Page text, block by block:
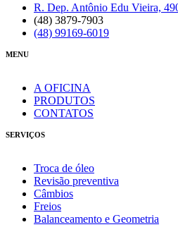
R. Dep. Antônio Edu Vieira,
(48) 3879-7903
(48) 99169-6019
MENU
A OFICINA
PRODUTOS
CONTATOS
SERVIÇOS
Troca de óleo
Revisão preventiva
Câmbios
Freios
Balanceamento e Geometria